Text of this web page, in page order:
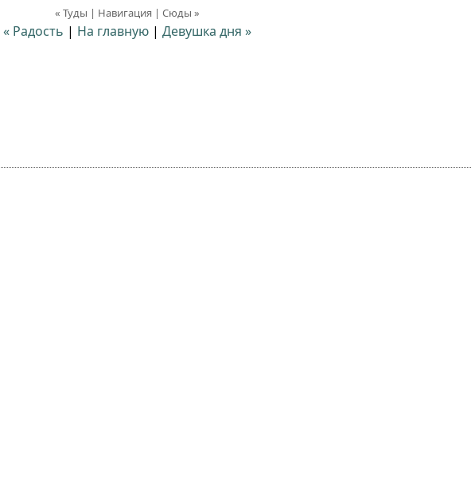
« Туды | Навигация | Сюды »
« Радость | На главную | Девушка дня »